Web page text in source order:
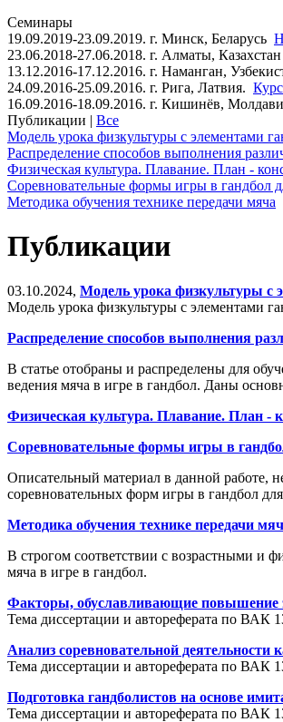
Семинары
19.09.2019-23.09.2019. г. Минск, Беларусь
23.06.2018-27.06.2018. г. Алматы, Казахстан
13.12.2016-17.12.2016. г. Наманган,
24.09.2016-25.09.2016. г. Рига, Латвия.
16.09.2016-18.09.2016. г. Кишинёв,
Публикации | Все
Модель урока физкультуры с элементами
Распределение способов выполнения
Физическая культура. Плавание. План -
Соревновательные формы игры в гандбол
Методика обучения технике передачи мяча
Публикации
03.10.2024, Модель урока физкультуры с
Модель урока физкультуры с элементами
Распределение способов выполнения
В статье отобраны и распределены для
ведения мяча в игре в гандбол. Даны
Физическая культура. Плавание. План -
Соревновательные формы игры в
Описательный материал в данной работе,
соревновательных форм игры в гандбол
Методика обучения технике передачи
В строгом соответствии с возрастными и
мяча в игре в гандбол.
Факторы, обуславливающие повышение
Тема диссертации и автореферата по ВАК
Анализ соревновательной
Тема диссертации и автореферата по ВАК
Подготовка гандболистов на основе
Тема диссертации и автореферата по ВАК